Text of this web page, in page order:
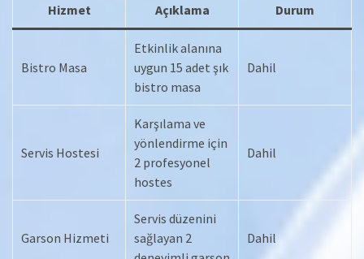
Hizmet Açıklama Durum
Bistro Masa
Etkinlik alanına
uygun 15 adet şık
bistro masa
Dahil
Servis Hostesi
Karşılama ve
yönlendirme için
2 profesyonel
hostes
Dahil
Garson Hizmeti
Servis düzenini
sağlayan 2
Dahil